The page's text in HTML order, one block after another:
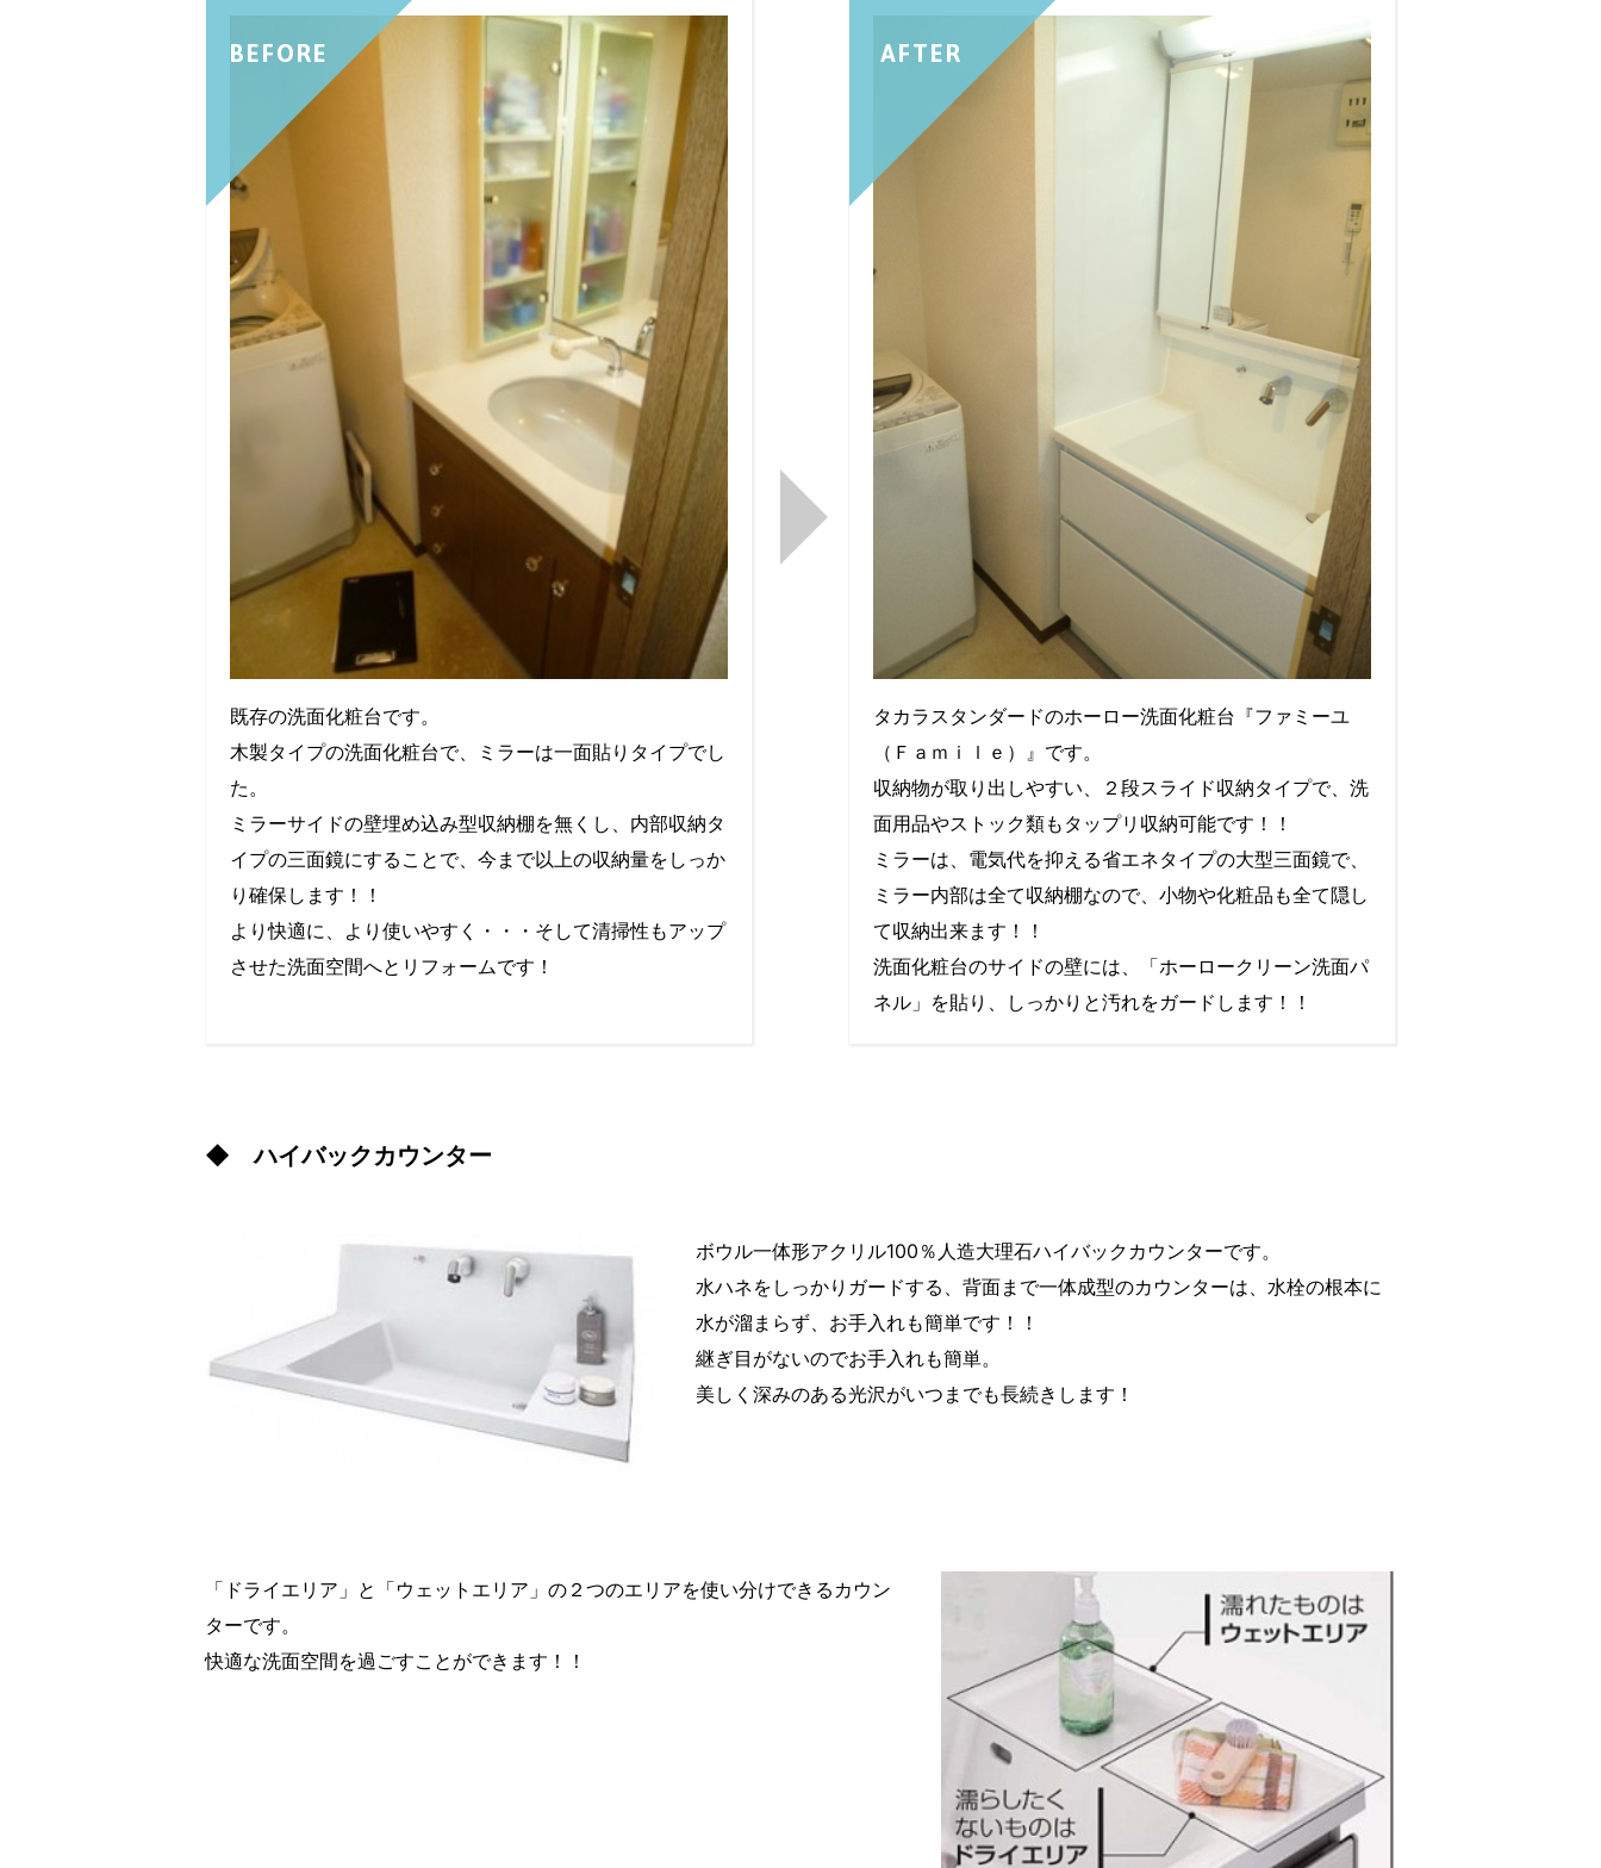
BEFORE
既存の洗面化粧台です。
木製タイプの洗面化粧台で、ミラーは一面貼りタイプでし
た。
ミラーサイドの壁埋め込み型収納棚を無くし、内部収納タ
イプの三面鏡にすることで、今まで以上の収納量をしっか
り確保します！！
より快適に、より使いやすく・・・そして清掃性もアップ
させた洗面空間へとリフォームです！
AFTER
タカラスタンダードのホーロー洗面化粧台『ファミーユ
（Ｆａｍｉｌｅ）』です。
収納物が取り出しやすい、２段スライド収納タイプで、洗
面用品やストック類もタップリ収納可能です！！
ミラーは、電気代を抑える省エネタイプの大型三面鏡で、
ミラー内部は全て収納棚なので、小物や化粧品も全て隠し
て収納出来ます！！
洗面化粧台のサイドの壁には、「ホーロークリーン洗面パ
ネル」を貼り、しっかりと汚れをガードします！！
◆ ハイバックカウンター
ボウル一体形アクリル100％人造大理石ハイバックカウンターです。
水ハネをしっかりガードする、背面まで一体成型のカウンターは、水栓の根本に
水が溜まらず、お手入れも簡単です！！
継ぎ目がないのでお手入れも簡単。
美しく深みのある光沢がいつまでも長続きします！
「ドライエリア」と「ウェットエリア」の２つのエリアを使い分けできるカウン
ターです。
快適な洗面空間を過ごすことができます！！